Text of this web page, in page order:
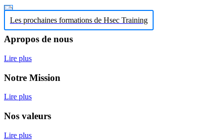
Les prochaines formations de Hsec Training
Apropos de nous
Lire plus
Notre Mission
Lire plus
Nos valeurs
Lire plus